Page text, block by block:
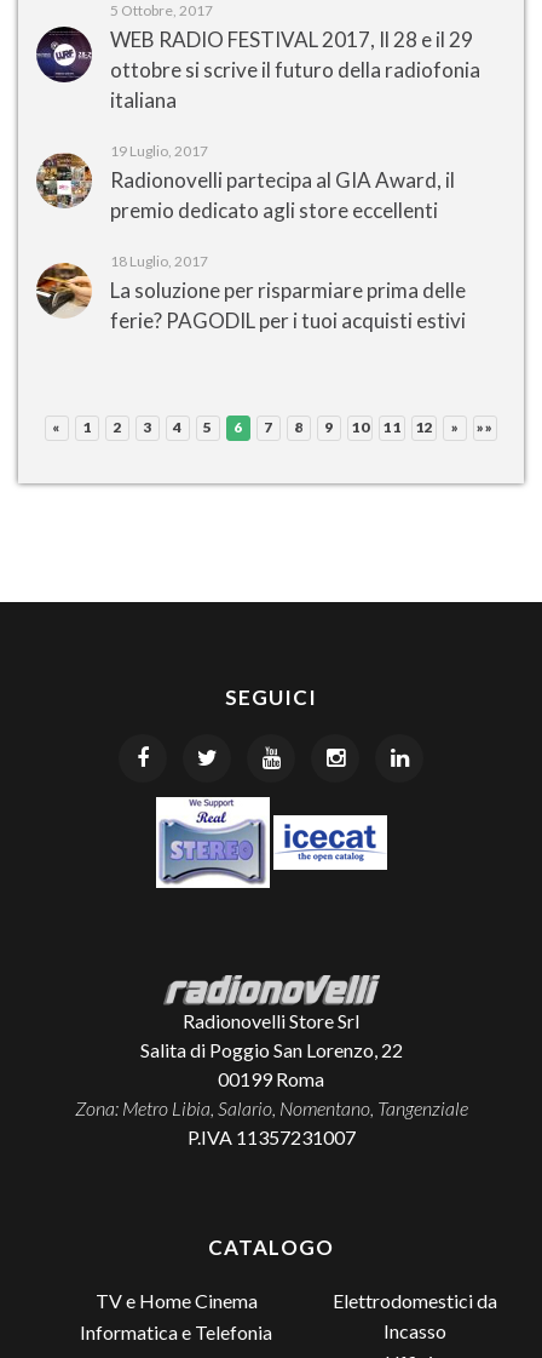
5 Ottobre, 2017
WEB RADIO FESTIVAL 2017, Il 28 e il 29
ottobre si scrive il futuro della radiofonia
italiana
19 Luglio, 2017
Radionovelli partecipa al GIA Award, il
premio dedicato agli store eccellenti
18 Luglio, 2017
La soluzione per risparmiare prima delle
ferie? PAGODIL per i tuoi acquisti estivi
« 1 2 3 4 5 6 7 8 9 10 11 12 » »»
SEGUICI
Radionovelli Store Srl
Salita di Poggio San Lorenzo, 22
00199 Roma
Zona: Metro Libia, Salario, Nomentano, Tangenziale
P.IVA 11357231007
CATALOGO
TV e Home Cinema
Informatica e Telefonia
Elettrodomestici da
Incasso